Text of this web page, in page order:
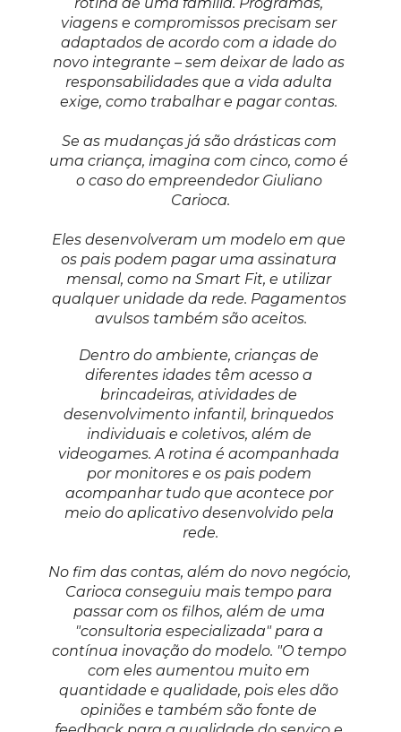
rotina de uma família. Programas,
viagens e compromissos precisam ser
adaptados de acordo com a idade do
novo integrante – sem deixar de lado as
responsabilidades que a vida adulta
exige, como trabalhar e pagar contas.
Se as mudanças já são drásticas com
uma criança, imagina com cinco, como é
o caso do empreendedor Giuliano
Carioca.
Eles desenvolveram um modelo em que
os pais podem pagar uma assinatura
mensal, como na Smart Fit, e utilizar
qualquer unidade da rede. Pagamentos
avulsos também são aceitos.
Dentro do ambiente, crianças de
diferentes idades têm acesso a
brincadeiras, atividades de
desenvolvimento infantil, brinquedos
individuais e coletivos, além de
videogames. A rotina é acompanhada
por monitores e os pais podem
acompanhar tudo que acontece por
meio do aplicativo desenvolvido pela
rede.
No fim das contas, além do novo negócio,
Carioca conseguiu mais tempo para
passar com os filhos, além de uma
"consultoria especializada" para a
contínua inovação do modelo. "O tempo
com eles aumentou muito em
quantidade e qualidade, pois eles dão
opiniões e também são fonte de